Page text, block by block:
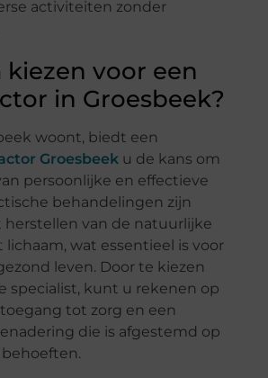
activiteiten zonder
kiezen voor een
in Groesbeek?
woont, biedt een
Groesbeeku de kans om
persoonlijke en effectieve
behandelingen zijn
van de natuurlijke
lichaam, wat essentieel is voor
leven. Door te kiezen
specialist, kunt u rekenen op
tot zorg en een
die is afgestemd op